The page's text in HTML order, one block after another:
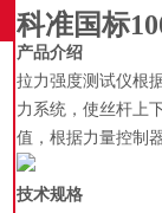
科准国标
产品介绍
拉力强度测试仪根
力系统，使丝杆上
值，根据力量控制
技术规格